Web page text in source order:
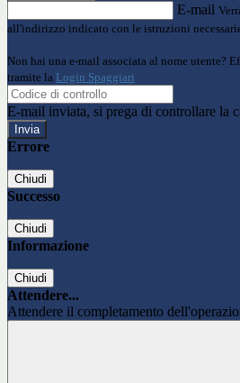
E-mail
all'indirizzo indicato con le istruzioni
Non hai una e-mail associata al nome utente?
tramite la Login Spaggiari
E-mail inviata, si prega di controllare la
Errore
Chiudi
Successo
Chiudi
Informazione
Chiudi
Attendere...
Attendere il completamento